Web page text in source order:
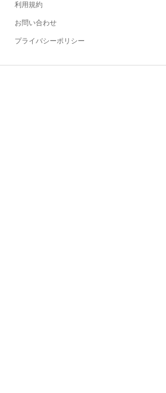
利用規約
お問い合わせ
プライバシーポリシー